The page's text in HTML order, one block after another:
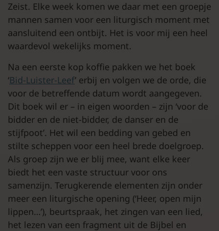
Zeist. Elke week komen we daar met een groepje
mannen samen voor een liturgisch moment met
aansluitend een ontbijt. Het is voor mij een heel
waardevol wekelijks moment.
Na een eerste kop koffie pakken we het boek
‘Bid-Luister-Leef’ erbij en volgen we de orde, die
voor de betreffende datum wordt aangegeven.
Dit boek wil er – in eigen woorden – zijn ‘voor de
bidder en de niet-bidder, de danser en de
stijfpoot’. Het wil een bedding van gebed en
stilte scheppen voor een heel brede doelgroep.
Als groep zijn we er blij mee, want elke keer
biedt het een vaste structuur voor ons
samenzijn. Terugkerende elementen zijn onder
meer een liturgische opening (‘Heer, open mijn
lippen…’), beurtspraak, het zingen van een lied,
het lezen van een fragment uit de Bijbel en